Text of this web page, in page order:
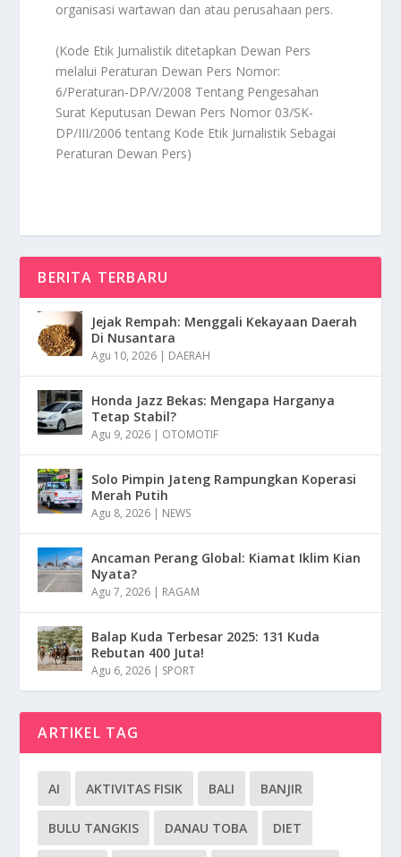
organisasi wartawan dan atau perusahaan pers.
(Kode Etik Jurnalistik ditetapkan Dewan Pers
melalui Peraturan Dewan Pers Nomor:
6/Peraturan-DP/V/2008 Tentang Pengesahan
Surat Keputusan Dewan Pers Nomor 03/SK-
DP/III/2006 tentang Kode Etik Jurnalistik Sebagai
Peraturan Dewan Pers)
BERITA TERBARU
Jejak Rempah: Menggali Kekayaan Daerah
Di Nusantara
Agu 10, 2026 | DAERAH
Honda Jazz Bekas: Mengapa Harganya
Tetap Stabil?
Agu 9, 2026 | OTOMOTIF
Solo Pimpin Jateng Rampungkan Koperasi
Merah Putih
Agu 8, 2026 | NEWS
Ancaman Perang Global: Kiamat Iklim Kian
Nyata?
Agu 7, 2026 | RAGAM
Balap Kuda Terbesar 2025: 131 Kuda
Rebutan 400 Juta!
Agu 6, 2026 | SPORT
ARTIKEL TAG
AI AKTIVITAS FISIK BALI BANJIR
BULU TANGKIS DANAU TOBA DIET